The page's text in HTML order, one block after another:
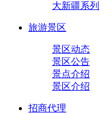
大新疆系列
旅游景区
景区动态
景区公告
景点介绍
景区介绍
招商代理